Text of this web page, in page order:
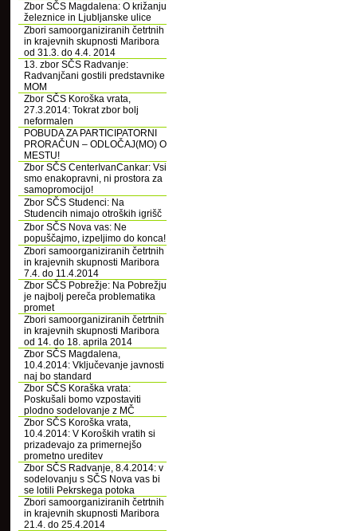
Zbor SČS Magdalena: O križanju
železnice in Ljubljanske ulice
Zbori samoorganiziranih četrtnih
in krajevnih skupnosti Maribora
od 31.3. do 4.4. 2014
13. zbor SČS Radvanje:
Radvanjčani gostili predstavnike
MOM
Zbor SČS Koroška vrata,
27.3.2014: Tokrat zbor bolj
neformalen
POBUDA ZA PARTICIPATORNI
PRORAČUN – ODLOČAJ(MO) O
MESTU!
Zbor SČS CenterIvanCankar: Vsi
smo enakopravni, ni prostora za
samopromocijo!
Zbor SČS Studenci: Na
Studencih nimajo otroških igrišč
Zbor SČS Nova vas: Ne
popuščajmo, izpeljimo do konca!
Zbori samoorganiziranih četrtnih
in krajevnih skupnosti Maribora
7.4. do 11.4.2014
Zbor SČS Pobrežje: Na Pobrežju
je najbolj pereča problematika
promet
Zbori samoorganiziranih četrtnih
in krajevnih skupnosti Maribora
od 14. do 18. aprila 2014
Zbor SČS Magdalena,
10.4.2014: Vključevanje javnosti
naj bo standard
Zbor SČS Koraška vrata:
Poskušali bomo vzpostaviti
plodno sodelovanje z MČ
Zbor SČS Koroška vrata,
10.4.2014: V Koroških vratih si
prizadevajo za primernejšo
prometno ureditev
Zbor SČS Radvanje, 8.4.2014: v
sodelovanju s SČS Nova vas bi
se lotili Pekrskega potoka
Zbori samoorganiziranih četrtnih
in krajevnih skupnosti Maribora
21.4. do 25.4.2014